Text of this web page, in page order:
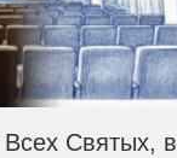
Святых, в